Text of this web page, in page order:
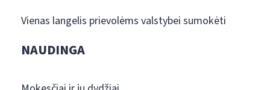
Vienas langelis prievolėms valstybei sumokėti
NAUDINGA